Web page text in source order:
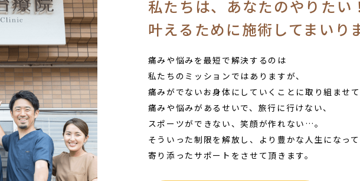
私たちは、あなたのやりたい
叶えるために施術してまいり
痛みや悩みを最短で解決するのは
私たちのミッションではありますが、
痛みがでないお身体にしていくことに取り組ませて
痛みや悩みがあるせいで、旅行に行けない、
スポーツができない、笑顔が作れない…。
そういった制限を解放し、より豊かな人生になっ
寄り添ったサポートをさせて頂きます。